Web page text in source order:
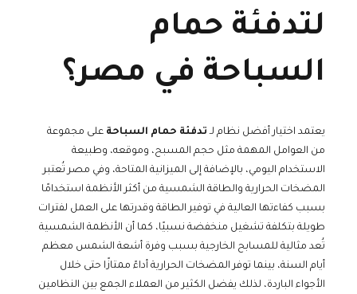
لتدفئة حمام
السباحة في مصر؟
يعتمد اختيار أفضل نظام لـ تدفئة حمام السباحة على مجموعة
من العوامل المهمة مثل حجم المسبح، وموقعه، وطبيعة
الاستخدام اليومي، بالإضافة إلى الميزانية المتاحة، وفي مصر تُعتبر
المضخات الحرارية والطاقة الشمسية من أكثر الأنظمة استخدامًا
بسبب كفاءتها العالية في توفير الطاقة وقدرتها على العمل لفترات
طويلة بتكلفة تشغيل منخفضة نسبيًا، كما أن الأنظمة الشمسية
تُعد مثالية للمسابح الخارجية بسبب وفرة أشعة الشمس معظم
أيام السنة، بينما توفر المضخات الحرارية أداءً ممتازًا حتى خلال
الأجواء الباردة، لذلك يفضل الكثير من العملاء الجمع بين النظامين